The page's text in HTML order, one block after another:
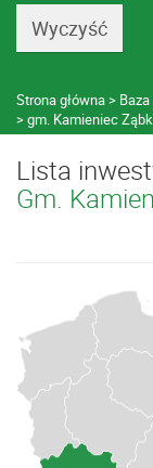
Strona główna
gm. Kamieniec
Lista
gm.